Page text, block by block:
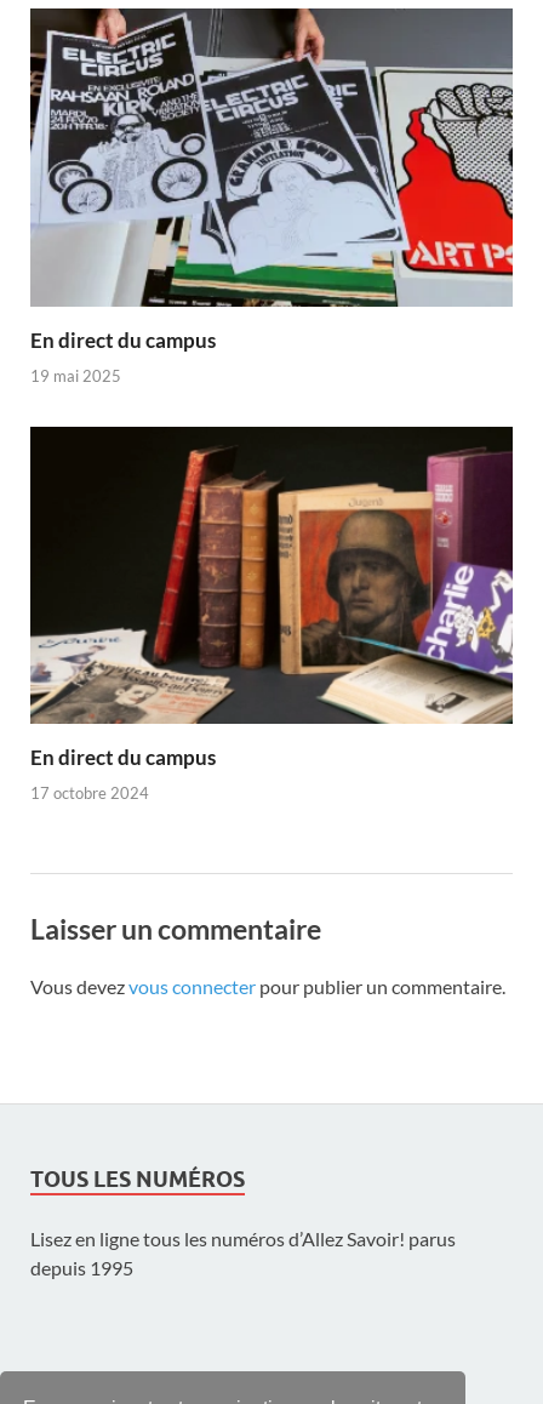
En direct du campus
19 mai 2025
En direct du campus
17 octobre 2024
Laisser un commentaire
Vous devezvous connecter pour publier un commentaire.
TOUS LES NUMÉROS
Lisez en ligne tous les numéros d’Allez Savoir! parus
depuis 1995